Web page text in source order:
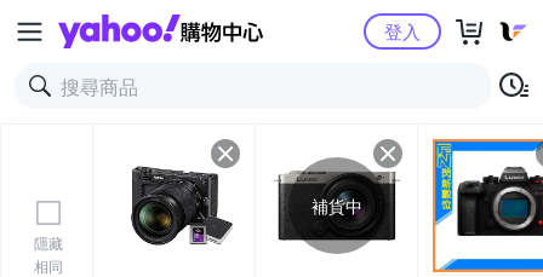
Yahoo購物中心登入
隱藏
相同
補貨中